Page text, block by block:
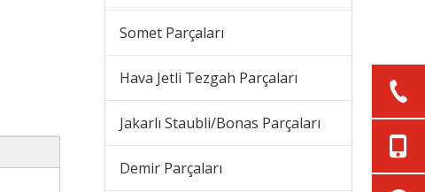
Somet Parçaları
Hava Jetli Tezgah Parçaları
Jakarlı Staubli/Bonas Parçaları
Demir Parçaları